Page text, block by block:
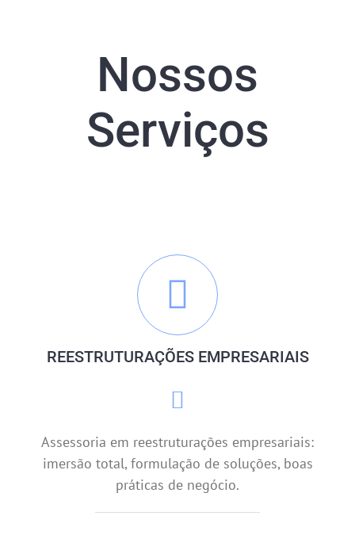
Nossos
Serviços
REESTRUTURAÇÕES EMPRESARIAIS
Assessoria em reestruturações empresariais:
imersão total, formulação de soluções, boas
práticas de negócio.